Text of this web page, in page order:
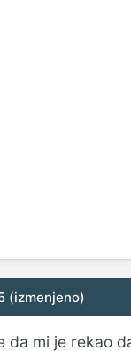
(izmenjeno)
da mi je rekao